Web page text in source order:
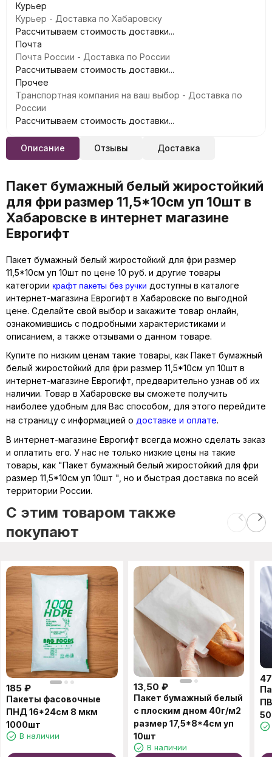
Курьер
Курьер - Доставка по Хабаровску
Рассчитываем стоимость доставки...
Почта
Почта России - Доставка по России
Рассчитываем стоимость доставки...
Прочее
Транспортная компания на ваш выбор - Доставка по
России
Рассчитываем стоимость доставки...
Описание Отзывы Доставка
Пакет бумажный белый жиростойкий
для фри размер 11,5*10см уп 10шт в
Хабаровске в интернет магазине
Еврогифт
Пакет бумажный белый жиростойкий для фри размер
11,5*10см уп 10шт по цене 10 руб. и другие товары
категории крафт пакеты без ручки доступны в каталоге
интернет-магазина Еврогифт в Хабаровске по выгодной
цене. Сделайте свой выбор и закажите товар онлайн,
ознакомившись с подробными характеристиками и
описанием, а также отзывами о данном товаре.
Купите по низким ценам такие товары, как Пакет бумажный
белый жиростойкий для фри размер 11,5*10см уп 10шт в
интернет-магазине Еврогифт, предварительно узнав об их
наличии. Товар в Хабаровске вы сможете получить
наиболее удобным для Вас способом, для этого перейдите
на страницу с информацией о доставке и оплате.
В интернет-магазине Еврогифт всегда можно сделать заказ
и оплатить его. У нас не только низкие цены на такие
товары, как "Пакет бумажный белый жиростойкий для фри
размер 11,5*10см уп 10шт ", но и быстрая доставка по всей
территории России.
C этим товаром также
покупают
185 ₽
Пакеты фасовочные
ПНД 16*24см 8 мкм
1000шт
В наличии
13,50 ₽
Пакет бумажный белый
с плоским дном 40г/м2
размер 17,5*8*4см уп
10шт
В наличии